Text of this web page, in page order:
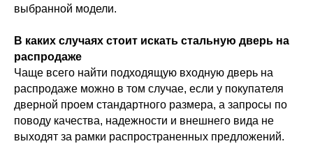
выбранной модели.
В каких случаях стоит искать стальную дверь на
распродаже
Чаще всего найти подходящую входную дверь на
распродаже можно в том случае, если у покупателя
дверной проем стандартного размера, а запросы по
поводу качества, надежности и внешнего вида не
выходят за рамки распространенных предложений.